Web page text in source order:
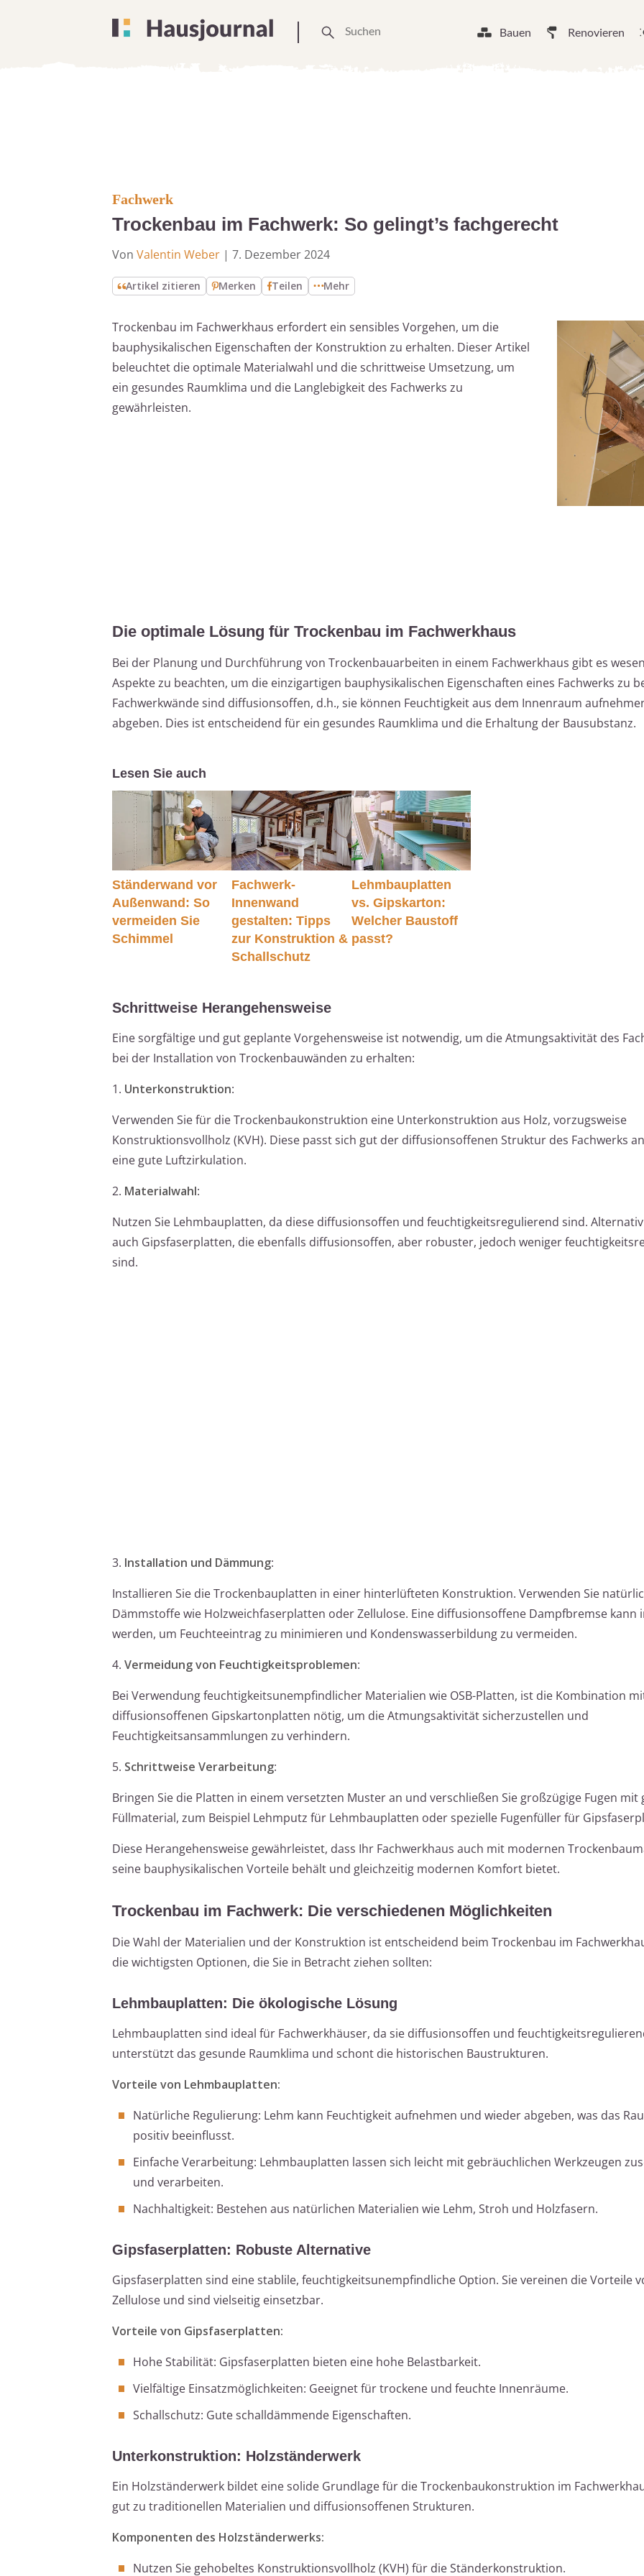
Bauen Renovieren
Fachwerk
Trockenbau im Fachwerk: So gelingt’s fachgerecht
Von Valentin Weber | 7. Dezember 2024
Artikel zitieren Merken Teilen Mehr
Trockenbau im Fachwerkhaus erfordert ein sensibles Vorgehen, um die
bauphysikalischen Eigenschaften der Konstruktion zu erhalten. Dieser Artikel
beleuchtet die optimale Materialwahl und die schrittweise Umsetzung, um
ein gesundes Raumklima und die Langlebigkeit des Fachwerks zu
gewährleisten.
Die optimale Lösung für Trockenbau im Fachwerkhaus
Bei der Planung und Durchführung von Trockenbauarbeiten in einem Fachwerkhaus gibt es
Aspekte zu beachten, um die einzigartigen bauphysikalischen Eigenschaften eines Fachwerks zu
Fachwerkwände sind diffusionsoffen, d.h., sie können Feuchtigkeit aus dem Innenraum
abgeben. Dies ist entscheidend für ein gesundes Raumklima und die Erhaltung der Bausubstanz.
Lesen Sie auch
Ständerwand vor
Außenwand: So
vermeiden Sie
Schimmel
Fachwerk-
Innenwand
gestalten: Tipps
zur Konstruktion &
Schallschutz
Lehmbauplatten
vs. Gipskarton:
Welcher Baustoff
passt?
Schrittweise Herangehensweise
Eine sorgfältige und gut geplante Vorgehensweise ist notwendig, um die Atmungsaktivität des
bei der Installation von Trockenbauwänden zu erhalten:
1. Unterkonstruktion:
Verwenden Sie für die Trockenbaukonstruktion eine Unterkonstruktion aus Holz, vorzugsweise
Konstruktionsvollholz (KVH). Diese passt sich gut der diffusionsoffenen Struktur des Fachwerks
eine gute Luftzirkulation.
2. Materialwahl:
Nutzen Sie Lehmbauplatten, da diese diffusionsoffen und feuchtigkeitsregulierend sind.
auch Gipsfaserplatten, die ebenfalls diffusionsoffen, aber robuster, jedoch weniger
sind.
3. Installation und Dämmung:
Installieren Sie die Trockenbauplatten in einer hinterlüfteten Konstruktion. Verwenden Sie
Dämmstoffe wie Holzweichfaserplatten oder Zellulose. Eine diffusionsoffene Dampfbremse kann
werden, um Feuchteeintrag zu minimieren und Kondenswasserbildung zu vermeiden.
4. Vermeidung von Feuchtigkeitsproblemen:
Bei Verwendung feuchtigkeitsunempfindlicher Materialien wie OSB-Platten, ist die Kombination
diffusionsoffenen Gipskartonplatten nötig, um die Atmungsaktivität sicherzustellen und
Feuchtigkeitsansammlungen zu verhindern.
5. Schrittweise Verarbeitung:
Bringen Sie die Platten in einem versetzten Muster an und verschließen Sie großzügige Fugen mit
Füllmaterial, zum Beispiel Lehmputz für Lehmbauplatten oder spezielle Fugenfüller für
Diese Herangehensweise gewährleistet, dass Ihr Fachwerkhaus auch mit modernen
seine bauphysikalischen Vorteile behält und gleichzeitig modernen Komfort bietet.
Trockenbau im Fachwerk: Die verschiedenen Möglichkeiten
Die Wahl der Materialien und der Konstruktion ist entscheidend beim Trockenbau im
die wichtigsten Optionen, die Sie in Betracht ziehen sollten:
Lehmbauplatten: Die ökologische Lösung
Lehmbauplatten sind ideal für Fachwerkhäuser, da sie diffusionsoffen und
unterstützt das gesunde Raumklima und schont die historischen Baustrukturen.
Vorteile von Lehmbauplatten:
Natürliche Regulierung: Lehm kann Feuchtigkeit aufnehmen und wieder abgeben, was das
positiv beeinflusst.
Einfache Verarbeitung: Lehmbauplatten lassen sich leicht mit gebräuchlichen Werkzeugen
und verarbeiten.
Nachhaltigkeit: Bestehen aus natürlichen Materialien wie Lehm, Stroh und Holzfasern.
Gipsfaserplatten: Robuste Alternative
Gipsfaserplatten sind eine stablile, feuchtigkeitsunempfindliche Option. Sie vereinen die Vorteile
Zellulose und sind vielseitig einsetzbar.
Vorteile von Gipsfaserplatten:
Hohe Stabilität: Gipsfaserplatten bieten eine hohe Belastbarkeit.
Vielfältige Einsatzmöglichkeiten: Geeignet für trockene und feuchte Innenräume.
Schallschutz: Gute schalldämmende Eigenschaften.
Unterkonstruktion: Holzständerwerk
Ein Holzständerwerk bildet eine solide Grundlage für die Trockenbaukonstruktion im
gut zu traditionellen Materialien und diffusionsoffenen Strukturen.
Komponenten des Holzständerwerks:
Nutzen Sie gehobeltes Konstruktionsvollholz (KVH) für die Ständerkonstruktion.